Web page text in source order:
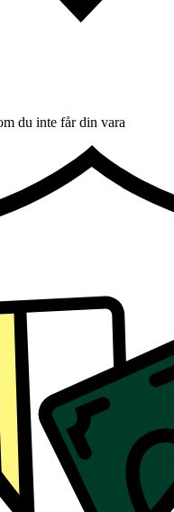
du inte får din vara